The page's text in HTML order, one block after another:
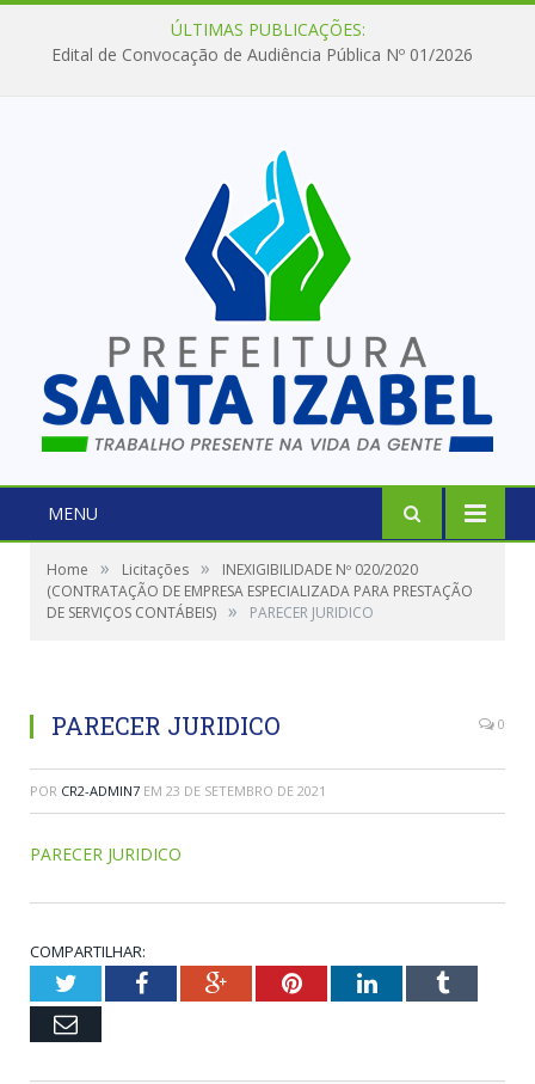
ÚLTIMAS PUBLICAÇÕES:
Edital de Convocação de Audiência Pública Nº 01/2026
MENU
Home » Licitações »
INEXIGIBILIDADE Nº 020/2020
(CONTRATAÇÃO DE EMPRESA ESPECIALIZADA PARA PRESTAÇÃO
DE SERVIÇOS CONTÁBEIS) » PARECER JURIDICO
PARECER JURIDICO 0
POR CR2-ADMIN7 EM 23 DE SETEMBRO DE 2021
PARECER JURIDICO
COMPARTILHAR:
TwitterFacebookGoogle+PinterestLinkedInTumblr
Email